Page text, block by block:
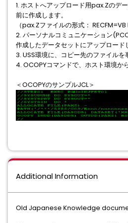
1. ホストへアップロード⽤pax.Zのデ
前に作成します。
（pax.Zファイルの形式： RECFM=VB
2. パーソナルコミュニケーション
作成したデータセットにアップロード
3. USS環境に、コピー先のファイルを
4. OCOPYコマンドで、ホスト環境か
＜OCOPYのサンプルJCL＞
Additional Information
Old Japanese Knowledge